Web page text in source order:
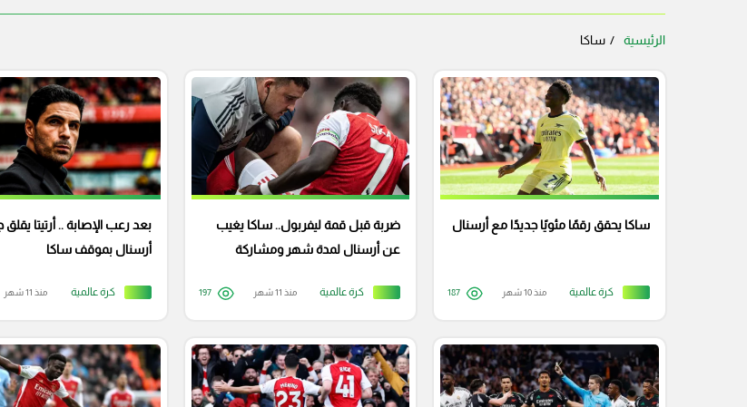
الرئيسية ساكا
كرة عالمية
ساكا يحقق رقمًا مئويًا جديدًا مع أرسنال
منذ 10 شهر 187 كرة عالمية
ضربة قبل قمة ليفربول.. ساكا يغيب
عن أرسنال لمدة شهر ومشاركة
منذ 11 شهر 197 كرة عالمية
بعد رعب الإصابة .. أرتيتا يقلق
أرسنال بموقف ساكا
منذ 11 شهر